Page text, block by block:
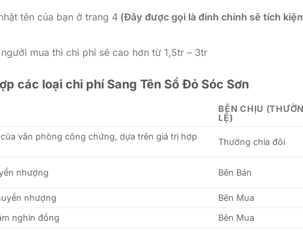
tên của bạn ở trang 4(Đây được gọi là đính chính sẽ tích
mua thì chi phí sẽ cao hơn từ 1,5tr – 3tr
các loại chi phí Sang Tên Sổ Đỏ Sóc Sơn
BÊN CHỊU
LỆ)
văn phòng công chứng, dựa trên giá trị hợp
Thường chia đôi
nhượng Bên Bán
nhượng
Bên Mua
nghìn đồng Bên Mua